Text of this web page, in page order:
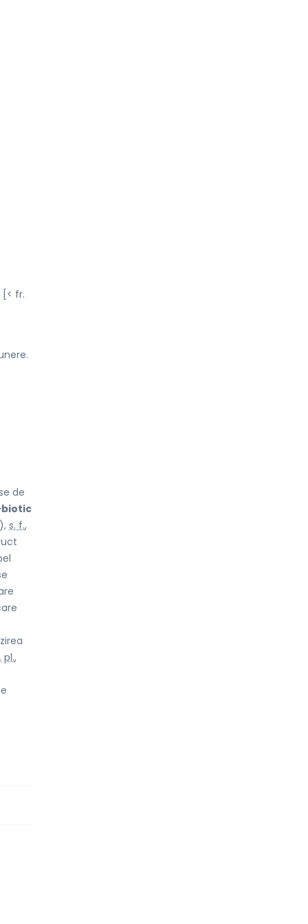
fr.
de
s. f.,
pl.,